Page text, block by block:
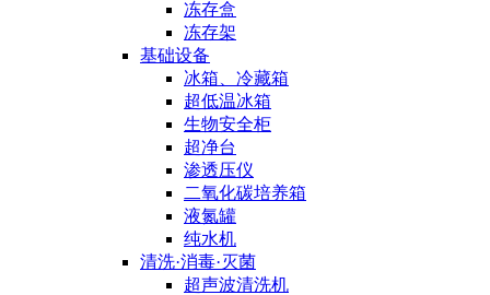
冻存盒
冻存架
基础设备
冰箱、冷藏箱
超低温冰箱
生物安全柜
超净台
渗透压仪
二氧化碳培养箱
液氮罐
纯水机
清洗·消毒·灭菌
超声波清洗机